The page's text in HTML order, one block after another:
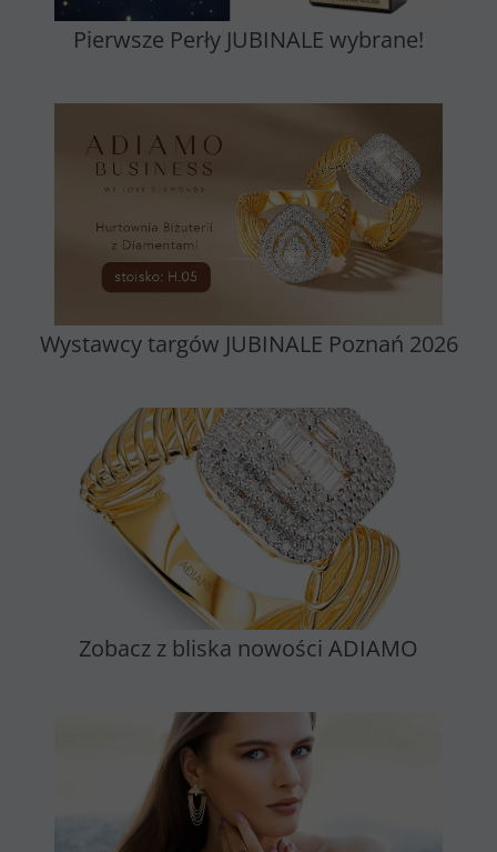
Pierwsze Perły JUBINALE wybrane!
Wystawcy targów JUBINALE Poznań 2026
Zobacz z bliska nowości ADIAMO